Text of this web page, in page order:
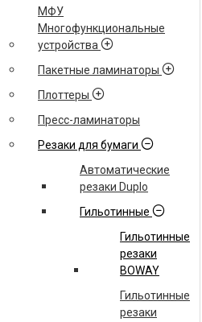
МФУ
Многофункциональные
устройства
Пакетные ламинаторы
Плоттеры
Пресс-ламинаторы
Резаки для бумаги
Автоматические
резаки Duplo
Гильотинные
Гильотинные
резаки
BOWAY
Гильотинные
резаки